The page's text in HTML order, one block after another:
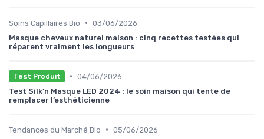
Soins Capillaires Bio • 03/06/2026
Masque cheveux naturel maison : cinq recettes testées qui
réparent vraiment les longueurs
Test Produit • 04/06/2026
Test Silk’n Masque LED 2024 : le soin maison qui tente de
remplacer l’esthéticienne
Tendances du Marché Bio • 05/06/2026